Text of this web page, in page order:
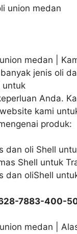
medan |
jenis oli
untuk
Anda.
kami
produk:
dan oli Shell
Shell untuk
dan oliShell
7883-400-
medan |